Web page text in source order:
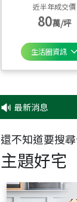
近半年成交價
80萬/坪
生活圈資訊
最新消息
還不知道要搜
主題好宅